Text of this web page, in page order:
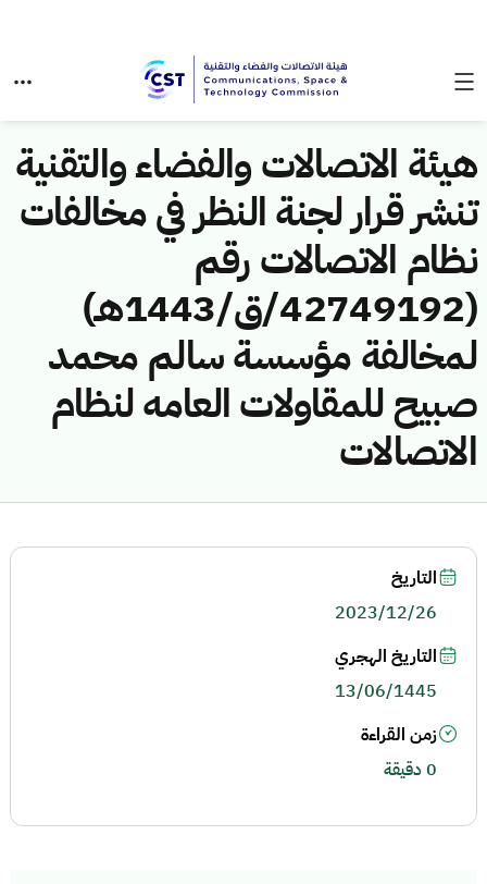
هيئة الاتصالات والفضاء والتقنية
تنشر قرار لجنة النظر في مخالفات
نظام الاتصالات رقم
(42749192/ق/1443هـ)
لمخالفة مؤسسة سالم محمد
صبيح للمقاولات العامه لنظام
الاتصالات
التاريخ
2023/12/26
التاريخ الهجري
13/06/1445
زمن القراءة
0 دقيقة